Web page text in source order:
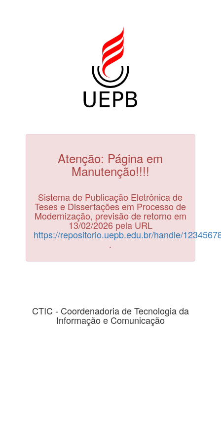
Atenção: Página em
Manutenção!!!!
Sistema de Publicação Eletrônica de
Teses e Dissertações em Processo de
Modernização, previsão de retorno em
13/02/2026 pela URL
https://repositorio.uepb.edu.br/handle/
.
CTIC - Coordenadoria de Tecnologia da
Informação e Comunicação